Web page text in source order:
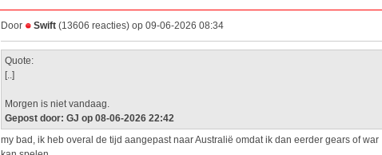
Door Swift (13606 reacties) op 09-06-2026 08:34
Quote:
[..]
Morgen is niet vandaag.
Gepost door: GJ op 08-06-2026 22:42
my bad, ik heb overal de tijd aangepast naar Australië omdat ik dan eerder gears of war